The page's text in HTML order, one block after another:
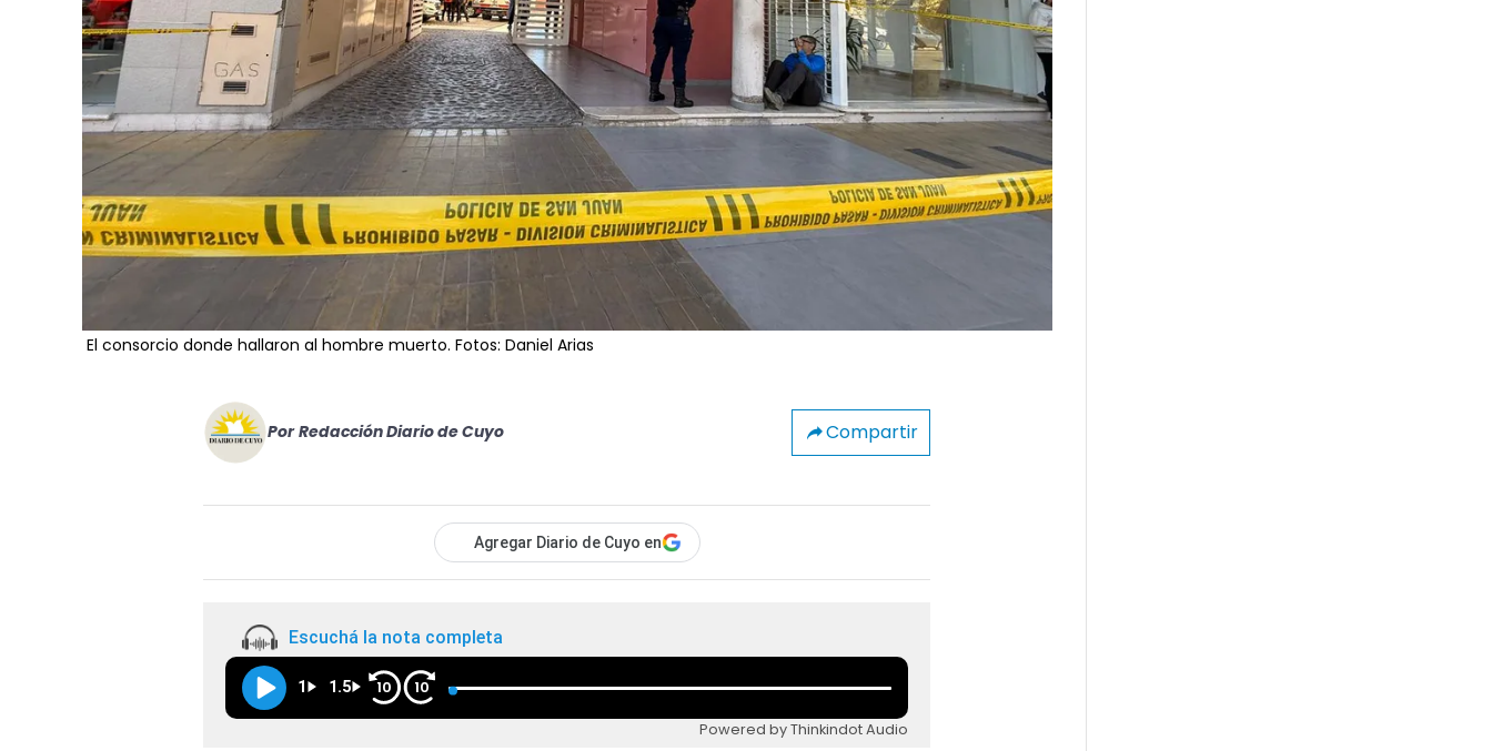
El consorcio donde hallaron al hombre muerto. Fotos: Daniel Arias
Por Redacción Diario de Cuyo Compartir
Agregar Diario de Cuyo en
Escuchá la nota completa
1 1.5 10 10
Powered by Thinkindot Audio